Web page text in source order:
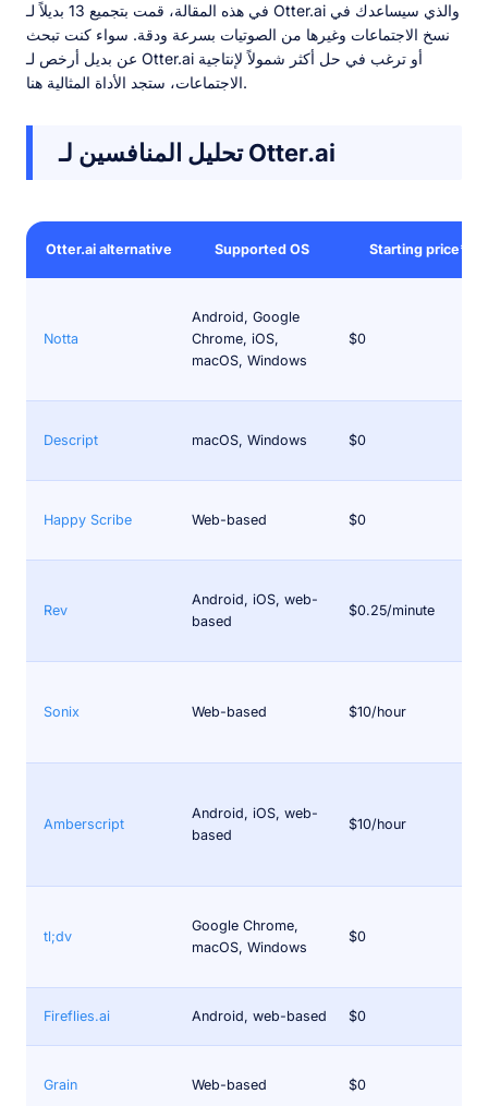
في هذه المقالة، قمت بتجميع 13 بديلاً لـ Otter.ai والذي سيساعدك في
نسخ الاجتماعات وغيرها من الصوتيات بسرعة ودقة. سواء كنت تبحث
عن بديل أرخص لـ Otter.ai أو ترغب في حل أكثر شمولاً لإنتاجية
الاجتماعات، ستجد الأداة المثالية هنا.
تحليل المنافسين لـ Otter.ai
Otter.ai alternative Supported OS Starting price*
Notta
Android, Google
Chrome, iOS,
macOS, Windows
$0
Descript macOS, Windows $0
Happy Scribe Web-based $0
Rev
Android, iOS, web-
based
$0.25/minute
Sonix Web-based $10/hour
Amberscript
Android, iOS, web-
based
$10/hour
tl;dv
Google Chrome,
macOS, Windows
$0
Fireflies.ai Android, web-based $0
Grain Web-based $0